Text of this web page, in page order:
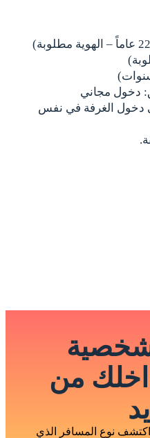
دخول مجاني
الغرفة في نفس
من
نوع المسافر الذي